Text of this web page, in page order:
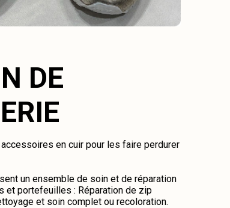
DE
en cuir pour les faire perdurer
un ensemble de soin et de réparation
et portefeuilles : Réparation de zip
et soin complet ou recoloration.